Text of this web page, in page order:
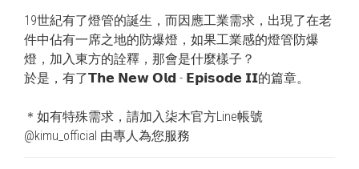
19世紀有了燈管的誕生，而因應工業需求，出現了在老
件中佔有一席之地的防爆燈，如果工業感的燈管防爆
燈，加入東方的詮釋，那會是什麼樣子？
於是，有了𝗧𝗵𝗲 𝗡𝗲𝘄 𝗢𝗹𝗱 - 𝗘𝗽𝗶𝘀𝗼𝗱𝗲 𝗜𝗜的篇章。
＊如有特殊需求，請加入柒木官方Line帳號
@kimu_official 由專人為您服務